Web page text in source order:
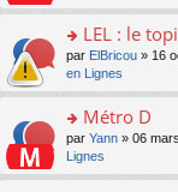
s
ré
c
e
o
n
le
s
ré
e
g
e
n
o
n
le
m
e
s
s
e
n
o
n
n
ult
er
le
m
e
s
s
o
n
s
er
le
m
e
LEL : le
par ElBricou » 16
en Lignes
o
s
Métro D
par Yann » 06
Lignes